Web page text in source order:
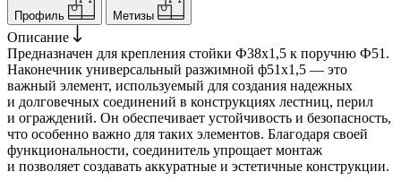
Профиль Метизы
Описание
Предназначен для крепления стойки Ф38х1,5 к поручню Ф51.
Наконечник универсальный разжимной ф51х1,5 — это
важный элемент, используемый для создания надежных
и долговечных соединений в конструкциях лестниц, перил
и ограждений. Он обеспечивает устойчивость и безопасность,
что особенно важно для таких элементов. Благодаря своей
функциональности, соединитель упрощает монтаж
и позволяет создавать аккуратные и эстетичные конструкции.